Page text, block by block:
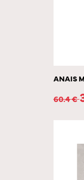
ANAIS
60.4€